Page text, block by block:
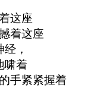
这座
着这座
，
啸着
手紧紧握着